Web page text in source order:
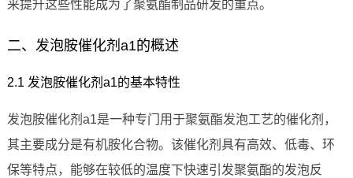
来提升这些性能成为了聚氨酯制品研发的重点。
二、发泡胺催化剂a1的概述
2.1 发泡胺催化剂a1的基本特性
发泡胺催化剂a1是一种专门用于聚氨酯发泡工艺的催化剂，
其主要成分是有机胺化合物。该催化剂具有高效、低毒、环
保等特点，能够在较低的温度下快速引发聚氨酯的发泡反